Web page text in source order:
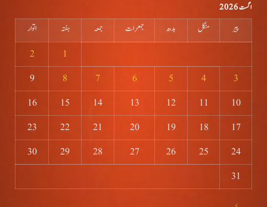
اگست 2026
پیر منگل بدھ جمعرات جمعہ ہفتہ
اتوار
1
2
3
4
5
6
7
8
9
10
11
12
13
14
15
16
17
18
19
20
21
22
23
24
25
26
27
28
29
30
31